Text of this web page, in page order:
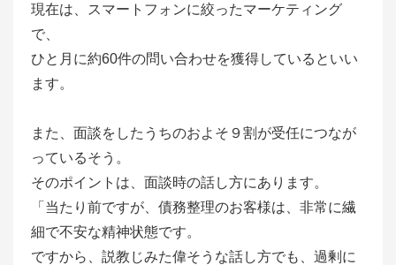
現在は、スマートフォンに絞ったマーケティング
で、
ひと月に約60件の問い合わせを獲得しているといい
ます。
また、面談をしたうちのおよそ９割が受任につなが
っているそう。
そのポイントは、面談時の話し方にあります。
「当たり前ですが、債務整理のお客様は、非常に繊
細で不安な精神状態です。
ですから、説教じみた偉そうな話し方でも、過剰に